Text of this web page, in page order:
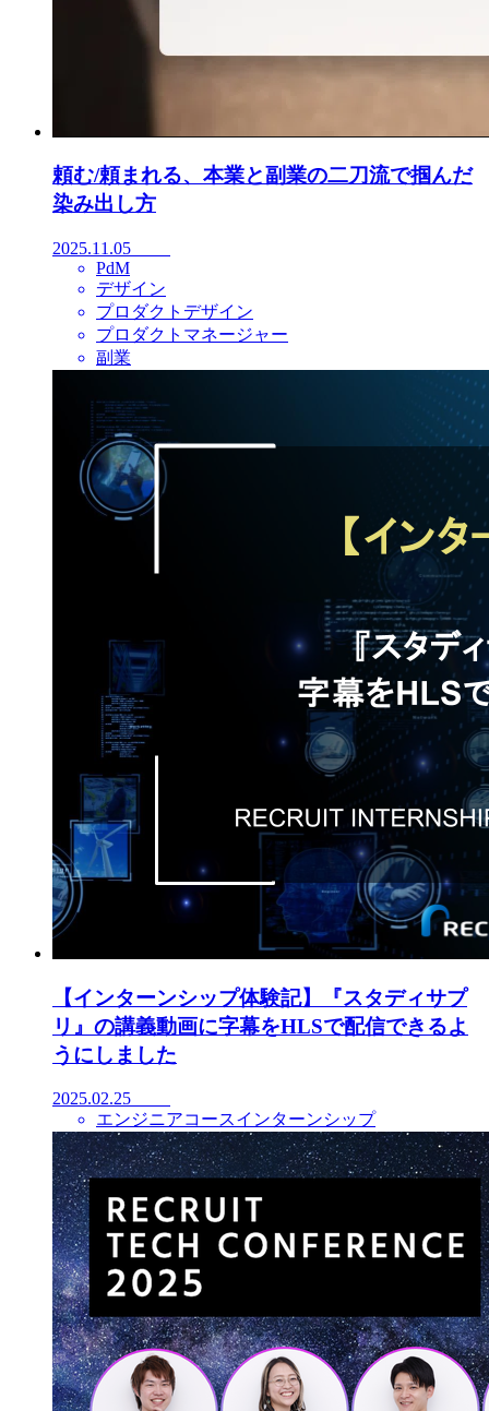
頼む/頼まれる、本業と副業の二刀流で掴んだ
染み出し方
2025.11.05
PdM
デザイン
プロダクトデザイン
プロダクトマネージャー
副業
【インターンシップ体験記】『スタディサプ
リ』の講義動画に字幕をHLSで配信できるよ
うにしました
2025.02.25
エンジニアコースインターンシップ